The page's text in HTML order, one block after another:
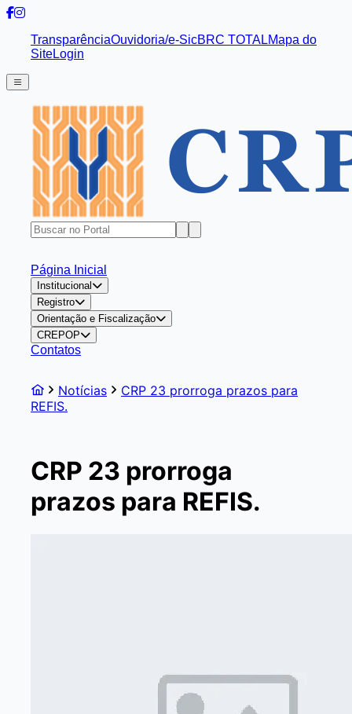
TransparênciaOuvidoria/e-SicBRC TOTALMapa do
SiteLogin
Página Inicial
Institucional
Registro
Orientação e Fiscalização
CREPOP
Contatos
Notícias
CRP 23 prorroga prazos para
REFIS.
CRP 23 prorroga
prazos para REFIS.